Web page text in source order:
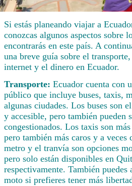
Si estás planeando viajar a
conozcas algunos aspectos sobre
encontrarás en este país. A
una breve guía sobre el
internet y el dinero en Ecuador.
Transporte: Ecuador cuenta con
público que incluye buses, taxis,
algunas ciudades. Los buses son
y accesible, pero también pueden
congestionados. Los taxis son
pero también más caros y a
metro y el tranvía son opciones
pero solo están disponibles en
respectivamente. También
moto si prefieres tener más